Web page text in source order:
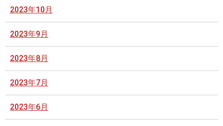
2023年10月
2023年9月
2023年8月
2023年7月
2023年6月